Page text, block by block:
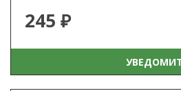
245 ₽